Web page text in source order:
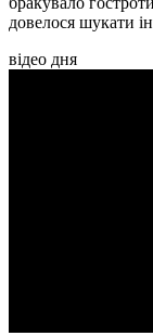
довелося шукати
відео дня